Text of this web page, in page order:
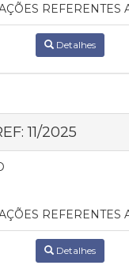
Detalhes
11/2025
Detalhes